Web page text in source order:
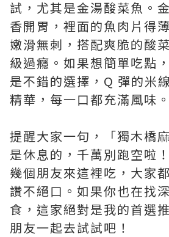
試，尤其是金湯酸菜魚。
香開胃，裡面的魚肉片得
嫩滑無刺，搭配爽脆的酸
級過癮。如果想簡單吃點
是不錯的選擇，Q 彈的米
精華，每一口都充滿風味。
提醒大家一句，「獨木橋
是休息的，千萬別跑空啦
幾個朋友來這裡吃，大家
讚不絕口。如果你也在找
食，這家絕對是我的首選
朋友一起去試試吧！